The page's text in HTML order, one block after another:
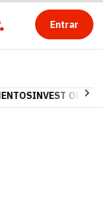
Entrar
INVEST OPINA